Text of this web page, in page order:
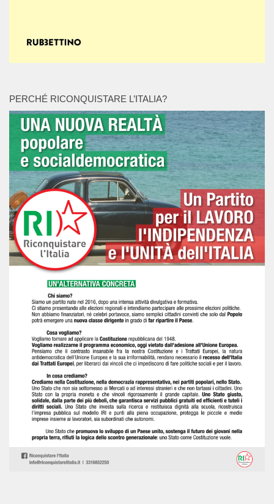
PERCHÉ RICONQUISTARE L’ITALIA?